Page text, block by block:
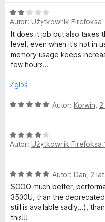
(
p
a
e
a
u
t
o
4
/
5
O
c
e
n
a
:
/
Autor: Użytkownik Firefoksa
It does it job but also taxes
level, even when it's not in
memory usage keeps
few hours...
Zgłoś
O
n
a
/
5
Autor: Korwin 2
O
c
a
:
4
/
5
Autor: Użytkownik Firefoksa
O
c
e
n
a
Autor: Dan 2
SOOO much better,
3500U, than the
still is available sadly...),
this!!!